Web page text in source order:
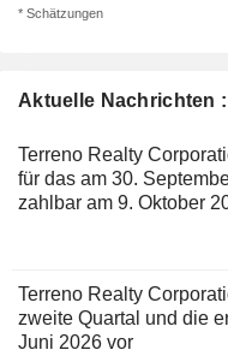
Aktuelle Nachrichten
Terreno Realty
für das am 30.
zahlbar am 9. Oktober
Terreno Realty
zweite Quartal und die
Juni 2026 vor
* Schätzungen